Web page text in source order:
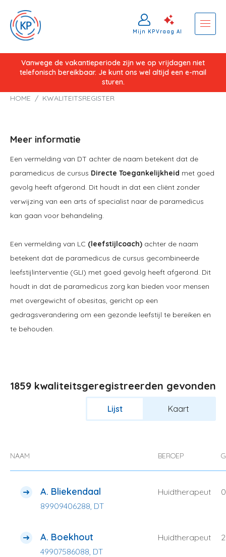
OverslaanVanwege de vakantieperiode zijn we op vrijdagen niet
telefonisch bereikbaar. Je kunt ons wel altijd een e-mail
sturen.
Mijn KPVraag AI
Kruimelpad
HOME KWALITEITSREGISTER
Meer informatie
Een vermelding van DT achter de naam betekent dat de
paramedicus de cursus Directe Toegankelijkheid met goed
gevolg heeft afgerond. Dit houdt in dat een cliënt zonder
verwijzing van een arts of specialist naar de paramedicus
kan gaan voor behandeling.​​​​​​
Een vermelding van LC (leefstijlcoach) achter de naam
betekent dat de paramedicus de cursus gecombineerde
leefstijlinterventie (GLI) met goed gevolg heeft afgerond. Dit
houdt in dat de paramedicus zorg kan bieden voor mensen
met overgewicht of obesitas, gericht op een
gedragsverandering om een gezonde leefstijl te bereiken en
te behouden.
1859 kwaliteitsgeregistreerden gevonden
Lijst Kaart
NAAM BEROEP
A. Bliekendaal
89909406288, DT
Huidtherapeut
A. Boekhout
49907586088, DT
Huidtherapeut